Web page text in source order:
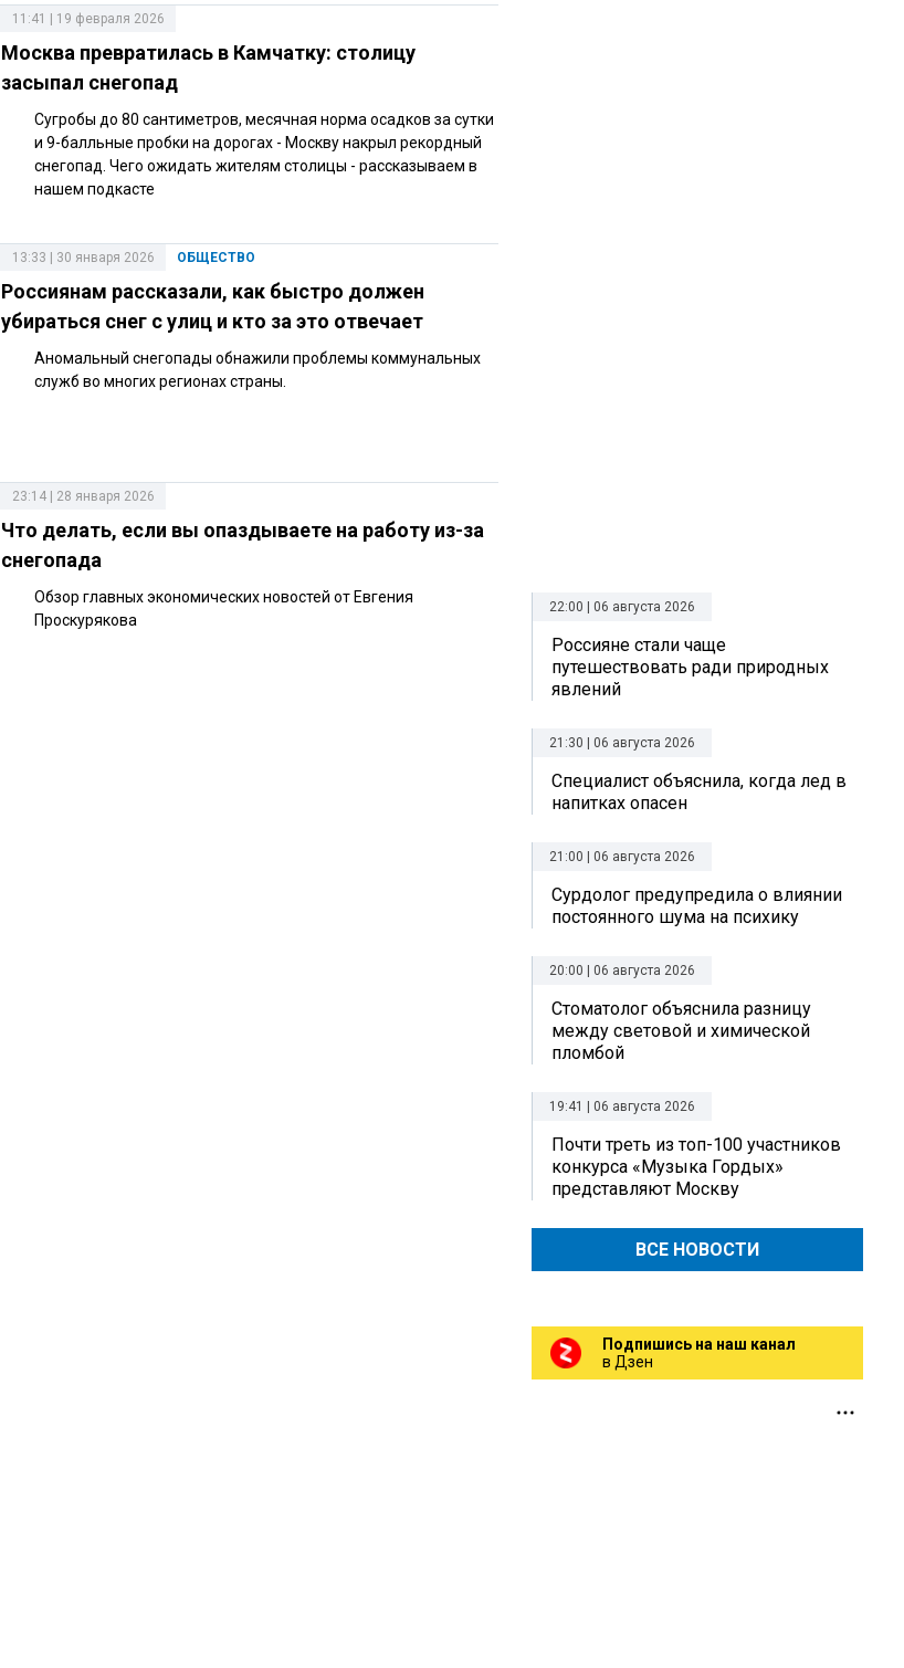
11:41 | 19 февраля 2026
Москва превратилась в Камчатку: столицу
засыпал снегопад
Сугробы до 80 сантиметров, месячная норма осадков за сутки
и 9-балльные пробки на дорогах - Москву накрыл рекордный
снегопад. Чего ожидать жителям столицы - рассказываем в
нашем подкасте
ОБЩЕСТВО
13:33 | 30 января 2026
Россиянам рассказали, как быстро должен
убираться снег с улиц и кто за это отвечает
Аномальный снегопады обнажили проблемы коммунальных
служб во многих регионах страны.
23:14 | 28 января 2026
Что делать, если вы опаздываете на работу из-за
снегопада
Обзор главных экономических новостей от Евгения
Проскурякова
22:00 | 06 августа 2026
Россияне стали чаще
путешествовать ради природных
явлений
21:30 | 06 августа 2026
Специалист объяснила, когда лед в
напитках опасен
21:00 | 06 августа 2026
Сурдолог предупредила о влиянии
постоянного шума на психику
20:00 | 06 августа 2026
Стоматолог объяснила разницу
между световой и химической
пломбой
19:41 | 06 августа 2026
Почти треть из топ-100 участников
конкурса «Музыка Гордых»
представляют Москву
ВСЕ НОВОСТИ
Подпишись на наш канал
в Дзен